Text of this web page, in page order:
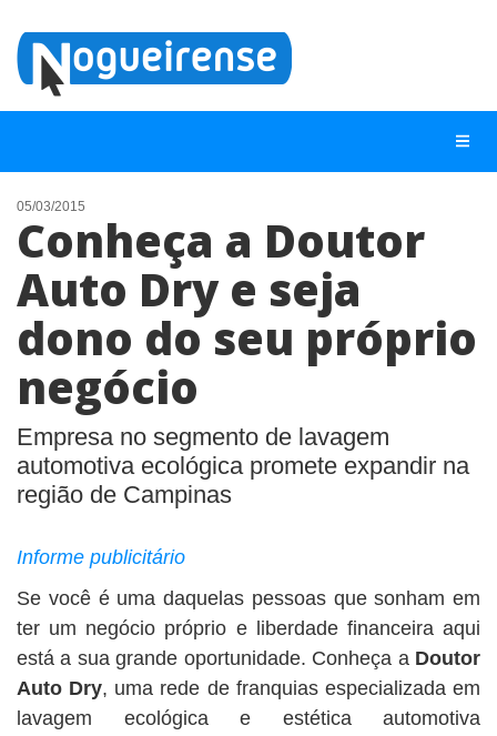
NOTÍCIAS
LISTA DIGITAL
TELEFONES ÚTEIS
CONTATO
ANUNCIE
05/03/2015
Conheça a Doutor
Auto Dry e seja
dono do seu próprio
negócio
Empresa no segmento de lavagem
automotiva ecológica promete expandir na
região de Campinas
Informe publicitário
Se você é uma daquelas pessoas que sonham em
ter um negócio próprio e liberdade financeira aqui
está a sua grande oportunidade. Conheça a Doutor
Auto Dry, uma rede de franquias especializada em
lavagem ecológica e estética automotiva